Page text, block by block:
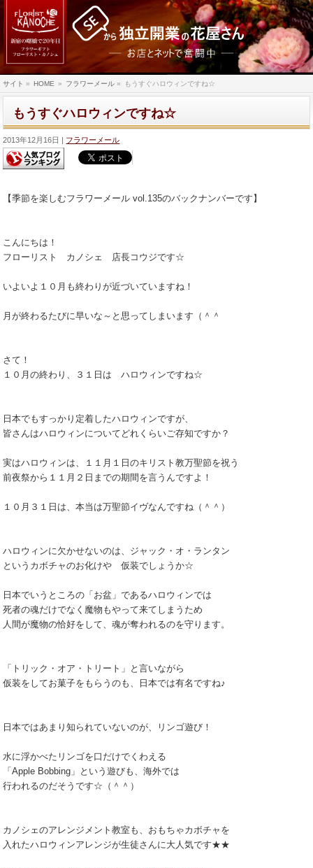
サイト » HOME » フラワーメール » もうすぐハロウィンですね☆
もうすぐハロウィンですね☆
2013年12月16日 フラワーメール
【季節を楽しむフラワーメール vol.135のバックナンバーです】
こんにちは！
フローリスト カノシェ 店長コウジです☆
いよいよ１０月も終わりが近づいていますね！
月が終わるたびに早いな～と思ってしまいます（＾＾ゞ
さて！
１０月の終わり、３１日は ハロウィンですね☆
日本でもすっかり定着したハロウィンですが、
皆さんはハロウィンについてどれくらいご存知ですか？
実はハロウィンは、１１月１日のキリスト教万聖節を祝う
前夜祭から１１月２日までの期間を言うんですよ！
１０月３１日は、本当は万聖節イヴなんですね（＾＾）
ハロウィンに欠かせないのは、ジャック・オ・ランタン
というカボチャのお化けや 仮装でしょうか☆
日本でいうところの「お盆」であるハロウィンでは
死者の魂だけでなく魔物もやって来てしまうため
人間が魔物の恰好をして、魂が奪われるのを守ります。
「トリック・オア・トリート」と言いながら
仮装をしてお菓子をもらうのも、日本では有名ですね♪
日本ではあまり知られていないのが、リンゴ遊び！
水に浮かべたリンゴを口だけでくわえる
「Apple Bobbing」という遊びも、海外では
行われるのだそうです☆（＾＾）
カノシェのアレンジメント教室も、おもちゃカボチャを
入れたハロウィンアレンジが生徒さんに大人気です★★